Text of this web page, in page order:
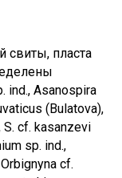
свиты, пласта
Asanospira
(Bulatova),
cf. kasanzevi
sp. ind.,
cf.